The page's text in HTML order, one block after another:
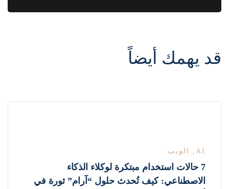
قد يهمك أيضاً
AI
, الويب
7 حالات استخدام مبتكرة لوكلاء الذكاء
الاصطناعي: كيف تُحدث حلول “آرام” ثورة في